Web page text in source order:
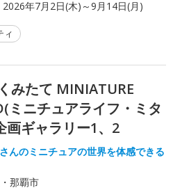
2026年7月2日(木)～9月14日(月)
ィ
みたて MINIATURE
ミニチュアライフ・ミタ
画ギャラリー1、2
んのミニチュアの世界を体感できる
那覇市